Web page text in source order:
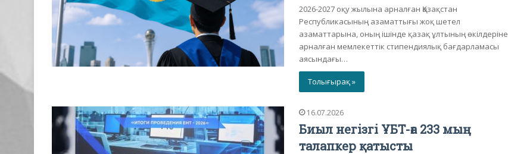
2026-2027 оқу жылына арналған Қазақстан
Республикасының азаматтығы жоқ шетел
азаматтарына, оның ішінде қазақ ұлтының өкілдеріне
арналған мемлекеттік стипендиялық бағдарламасы
аясындағы…
Толығырақ »
16.07.2026
Биыл негізгі ҰБТ-ға 233 мың
талапкер қатысты